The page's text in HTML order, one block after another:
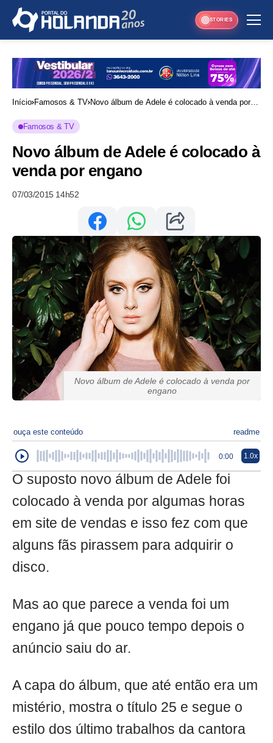
STORIES
Início Famosos & TV Novo álbum de Adele é colocado à venda por
Famosos & TV
Novo álbum de Adele é colocado à
venda por engano
07/03/2015 14h52
Novo álbum de Adele é colocado à venda por
engano
ouça este conteúdo readme
0:00 1.0x
O suposto novo álbum de Adele foi
colocado à venda por algumas horas
em site de vendas e isso fez com que
alguns fãs pirassem para adquirir o
disco.
Mas ao que parece a venda foi um
engano já que pouco tempo depois o
anúncio saiu do ar.
A capa do álbum, que até então era um
mistério, mostra o título 25 e segue o
estilo dos último trabalhos da cantora